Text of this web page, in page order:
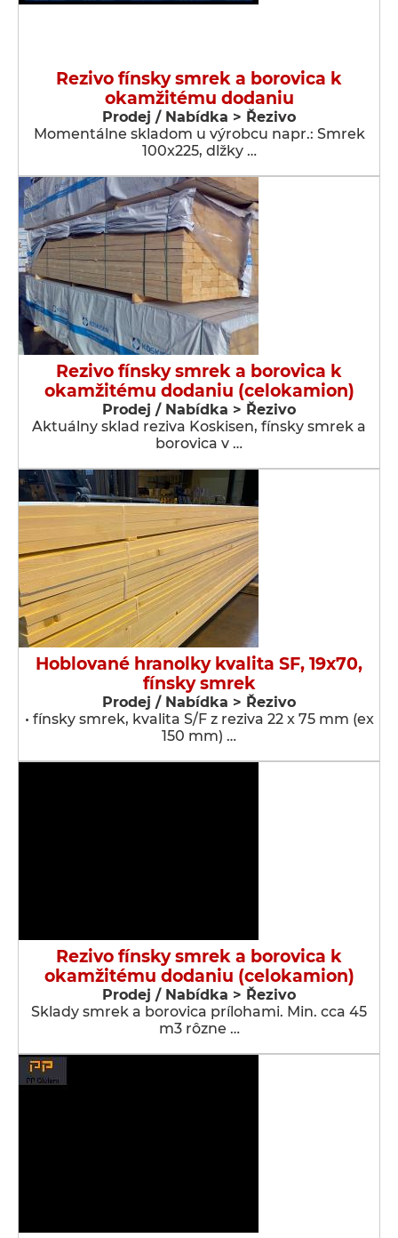
Rezivo fínsky smrek a borovica k
okamžitému dodaniu
Prodej / Nabídka > Řezivo
Momentálne skladom u výrobcu napr.: Smrek
100x225, dlžky …
Rezivo fínsky smrek a borovica k
okamžitému dodaniu (celokamion)
Prodej / Nabídka > Řezivo
Aktuálny sklad reziva Koskisen, fínsky smrek a
borovica v …
Hoblované hranolky kvalita SF, 19x70,
fínsky smrek
Prodej / Nabídka > Řezivo
• fínsky smrek, kvalita S/F z reziva 22 x 75 mm (ex
150 mm) …
Rezivo fínsky smrek a borovica k
okamžitému dodaniu (celokamion)
Prodej / Nabídka > Řezivo
Sklady smrek a borovica prílohami. Min. cca 45
m3 rôzne …